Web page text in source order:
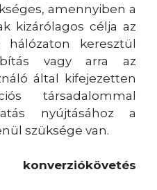
amennyiben a
kizárólagos célja az
hálózaton keresztül
vagy arra az
által kifejezetten
társadalommal
nyújtásához a
szüksége van.